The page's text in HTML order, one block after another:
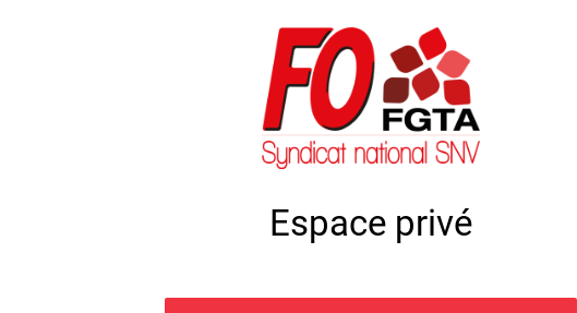
Espace privé